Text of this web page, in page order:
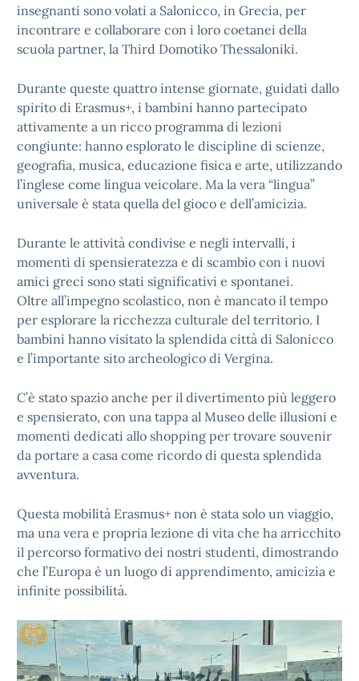
insegnanti sono volati a Salonicco, in Grecia, per
incontrare e collaborare con i loro coetanei della
scuola partner, la Third Domotiko Thessaloniki.
Durante queste quattro intense giornate, guidati dallo
spirito di Erasmus+, i bambini hanno partecipato
attivamente a un ricco programma di lezioni
congiunte: hanno esplorato le discipline di scienze,
geografia, musica, educazione fisica e arte, utilizzando
l’inglese come lingua veicolare. Ma la vera “lingua”
universale è stata quella del gioco e dell’amicizia.
Durante le attività condivise e negli intervalli, i
momenti di spensieratezza e di scambio con i nuovi
amici greci sono stati significativi e spontanei.
Oltre all’impegno scolastico, non è mancato il tempo
per esplorare la ricchezza culturale del territorio. I
bambini hanno visitato la splendida città di Salonicco
e l’importante sito archeologico di Vergina.
C’è stato spazio anche per il divertimento più leggero
e spensierato, con una tappa al Museo delle illusioni e
momenti dedicati allo shopping per trovare souvenir
da portare a casa come ricordo di questa splendida
avventura.
Questa mobilità Erasmus+ non è stata solo un viaggio,
ma una vera e propria lezione di vita che ha arricchito
il percorso formativo dei nostri studenti, dimostrando
che l’Europa è un luogo di apprendimento, amicizia e
infinite possibilità.
Video
Player